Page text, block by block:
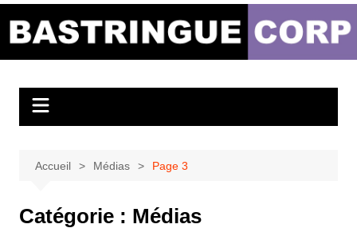
Bastringue Corp –
Musicales
Accueil Médias Page 3
Catégorie : Médias